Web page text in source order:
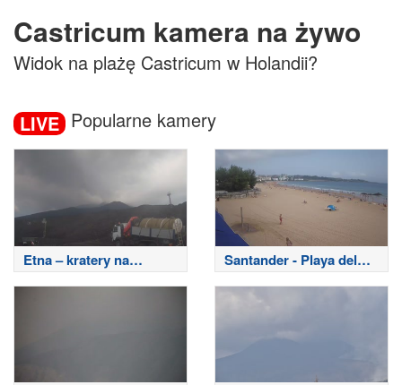
Castricum kamera na żywo
Widok na plażę Castricum w Holandii?
LIVE Popularne kamery
Etna – kratery na
szczycie
Santander - Playa del
Sardinero